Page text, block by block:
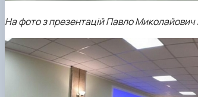
На фото з презентацій Павло Миколайович